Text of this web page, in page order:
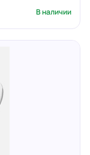
В наличии